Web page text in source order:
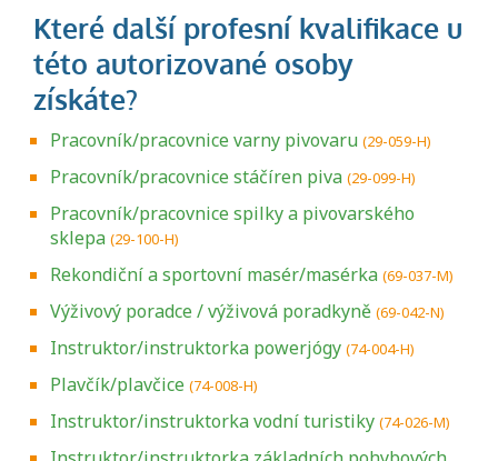
Pracovník/pracovnice varny pivovaru (29-059-H)
Pracovník/pracovnice stáčíren piva (29-099-H)
Pracovník/pracovnice spilky a pivovarského
sklepa (29-100-H)
Rekondiční a sportovní masér/masérka (69-037-M)
Výživový poradce / výživová poradkyně (69-042-N)
Instruktor/instruktorka powerjógy (74-004-H)
Plavčík/plavčice (74-008-H)
Instruktor/instruktorka vodní turistiky (74-026-M)